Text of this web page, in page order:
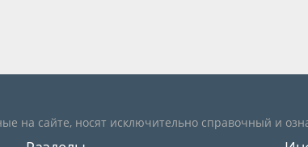
на сайте, носят исключительно справочный и